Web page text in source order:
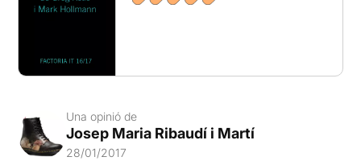
Una opinió de
Josep Maria Ribaudí i Martí
28/01/2017